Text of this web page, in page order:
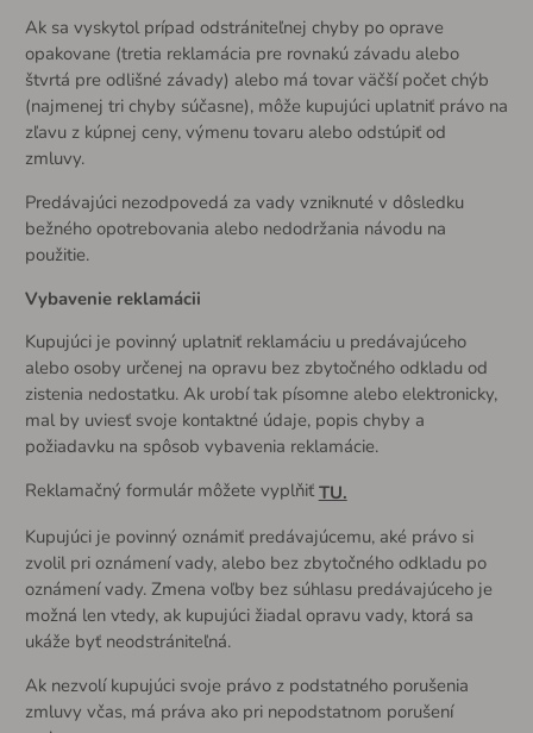
Ak sa vyskytol prípad odstrániteľnej chyby po oprave
opakovane (tretia reklamácia pre rovnakú závadu alebo
štvrtá pre odlišné závady) alebo má tovar väčší počet chýb
(najmenej tri chyby súčasne), môže kupujúci uplatniť právo na
zľavu z kúpnej ceny, výmenu tovaru alebo odstúpiť od
zmluvy.
Predávajúci nezodpovedá za vady vzniknuté v dôsledku
bežného opotrebovania alebo nedodržania návodu na
použitie.
Vybavenie reklamácii
Kupujúci je povinný uplatniť reklamáciu u predávajúceho
alebo osoby určenej na opravu bez zbytočného odkladu od
zistenia nedostatku. Ak urobí tak písomne alebo elektronicky,
mal by uviesť svoje kontaktné údaje, popis chyby a
požiadavku na spôsob vybavenia reklamácie.
Reklamačný formulár môžete vyplňiťTU.
Kupujúci je povinný oznámiť predávajúcemu, aké právo si
zvolil pri oznámení vady, alebo bez zbytočného odkladu po
oznámení vady. Zmena voľby bez súhlasu predávajúceho je
možná len vtedy, ak kupujúci žiadal opravu vady, ktorá sa
ukáže byť neodstrániteľná.
Ak nezvolí kupujúci svoje právo z podstatného porušenia
zmluvy včas, má práva ako pri nepodstatnom porušení